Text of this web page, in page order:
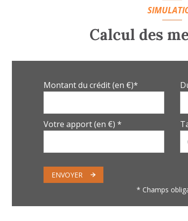
Calcul des
Montant du crédit (en €)*
Votre apport (en €) *
ENVOYER
* Champs